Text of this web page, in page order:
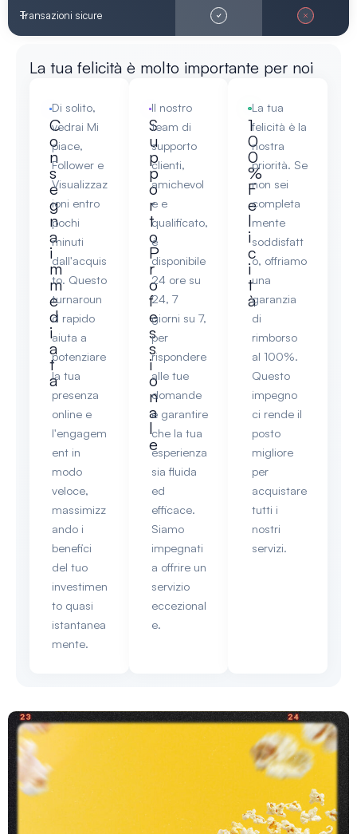
Transazioni sicure
La tua felicità è molto importante per noi
C
o
n
s
e
g
n
a
i
m
m
e
d
i
a
t
a
Di solito,
vedrai Mi
piace,
Follower e
Visualizzaz
ioni entro
pochi
minuti
dall'acquis
to. Questo
turnaroun
d rapido
aiuta a
potenziare
la tua
presenza
online e
l'engagem
ent in
modo
veloce,
massimizz
ando i
benefici
del tuo
investimen
to quasi
istantanea
mente.
S
u
p
p
o
r
t
o
P
r
o
f
e
s
s
i
o
n
a
l
e
Il nostro
team di
supporto
clienti,
amichevol
e e
qualificato,
è
disponibile
24 ore su
24, 7
giorni su 7,
per
rispondere
alle tue
domande
e garantire
che la tua
esperienza
sia fluida
ed
efficace.
Siamo
impegnati
a offrire un
servizio
eccezional
e.
1
0
0
%
F
e
l
i
c
i
t
à
La tua
felicità è la
nostra
priorità. Se
non sei
completa
mente
soddisfatt
o, offriamo
una
garanzia
di
rimborso
al 100%.
Questo
impegno
ci rende il
posto
migliore
per
acquistare
tutti i
nostri
servizi.